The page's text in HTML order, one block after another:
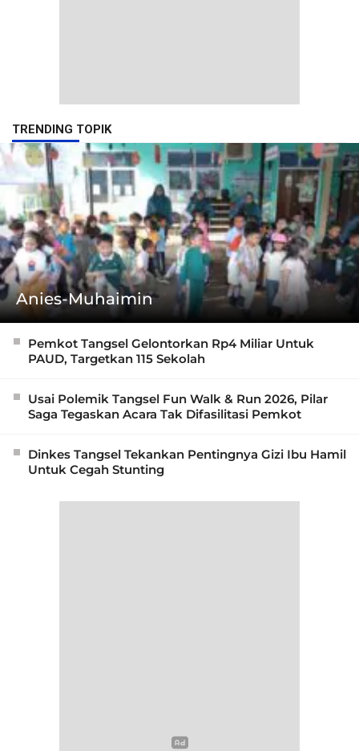
TRENDING TOPIK
Anies-Muhaimin
Pemkot Tangsel Gelontorkan Rp4 Miliar Untuk
PAUD, Targetkan 115 Sekolah
Usai Polemik Tangsel Fun Walk & Run 2026, Pilar
Saga Tegaskan Acara Tak Difasilitasi Pemkot
Dinkes Tangsel Tekankan Pentingnya Gizi Ibu Hamil
Untuk Cegah Stunting